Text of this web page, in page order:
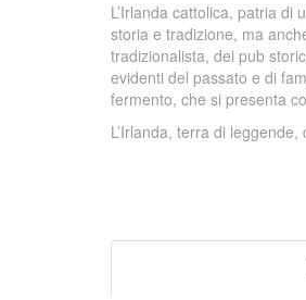
L’Irlanda cattolica, patria
storia e tradizione, ma
tradizionalista, dei pub
evidenti del passato e di
fermento, che si presenta
L’Irlanda, terra di